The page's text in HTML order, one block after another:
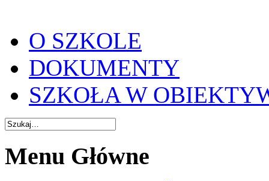
O SZKOLE
DOKUMENTY
SZKOŁA W
Menu Główne